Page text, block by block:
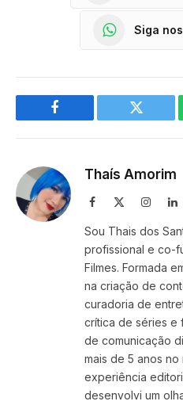
Siga
Facebook Twitter
Thaís Amorim
Facebook
Sou Thais dos
profissional e co-
Filmes. Formada
na criação de
curadoria de
crítica de séries e
de comunicação
mais de 5 anos
experiência
desenvolvi um